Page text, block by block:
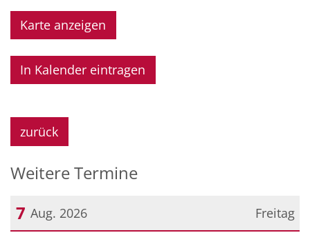
Karte anzeigen
In Kalender eintragen
zurück
Weitere Termine
Freitag
7 Aug. 2026